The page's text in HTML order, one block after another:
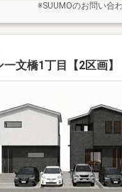
※SUUMOのお問い合
文橋1丁目【2区画】